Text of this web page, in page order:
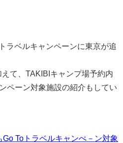
ラベルキャンペーンに東京が追
て、TAKIBIキャンプ場予約内
ペーン対象施設の紹介もしてい
Toトラベルキャンぺ－ン対象